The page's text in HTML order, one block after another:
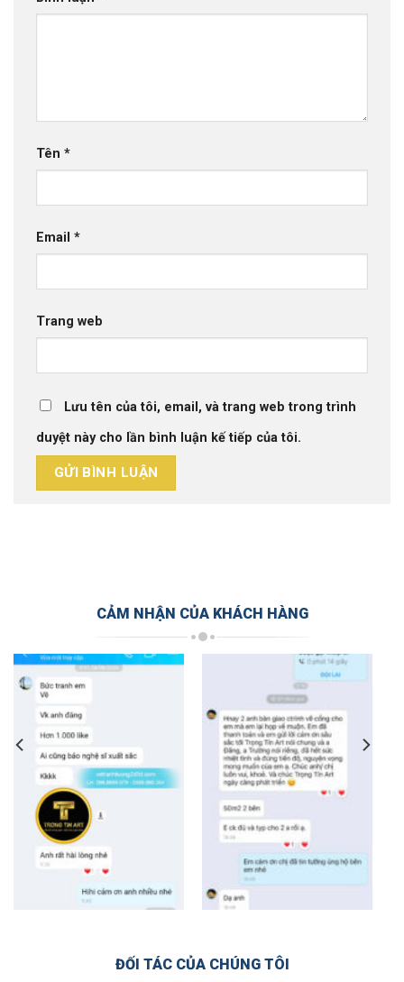
Tên *
Email *
Trang web
Lưu tên của tôi, email, và trang web trong trình
duyệt này cho lần bình luận kế tiếp của tôi.
CẢM NHẬN CỦA KHÁCH HÀNG
ĐỐI TÁC CỦA CHÚNG TÔI